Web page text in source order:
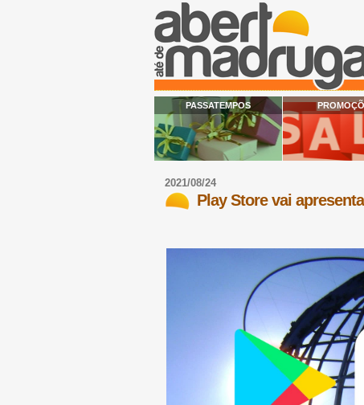
PASSATEMPOS
2021/08/24
Play Store vai